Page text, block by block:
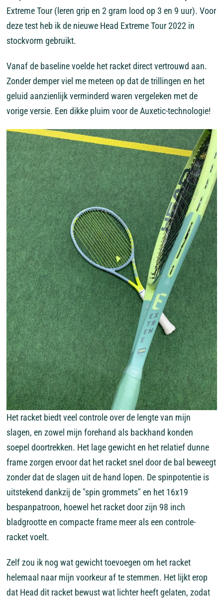
Extreme Tour (leren grip en 2 gram lood op 3 en 9 uur). Voor
deze test heb ik de nieuwe Head Extreme Tour 2022 in
stockvorm gebruikt.
Vanaf de baseline voelde het racket direct vertrouwd aan.
Zonder demper viel me meteen op dat de trillingen en het
geluid aanzienlijk verminderd waren vergeleken met de
vorige versie. Een dikke pluim voor de Auxetic-technologie!
Het racket biedt veel controle over de lengte van mijn
slagen, en zowel mijn forehand als backhand konden
soepel doortrekken. Het lage gewicht en het relatief dunne
frame zorgen ervoor dat het racket snel door de bal beweegt
zonder dat de slagen uit de hand lopen. De spinpotentie is
uitstekend dankzij de "spin grommets" en het 16x19
bespanpatroon, hoewel het racket door zijn 98 inch
bladgrootte en compacte frame meer als een controle-
racket voelt.
Zelf zou ik nog wat gewicht toevoegen om het racket
helemaal naar mijn voorkeur af te stemmen. Het lijkt erop
dat Head dit racket bewust wat lichter heeft gelaten, zodat